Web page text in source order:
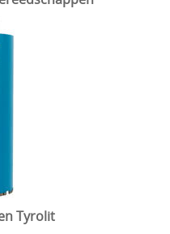
Tyrolit